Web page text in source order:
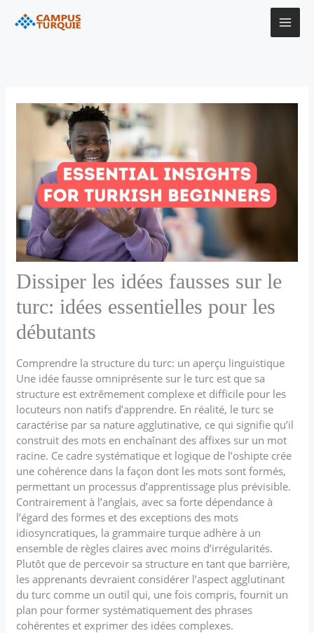
Dissiper les idées fausses sur le
turc: idées essentielles pour les
débutants
Comprendre la structure du turc: un aperçu linguistique
Une idée fausse omniprésente sur le turc est que sa
structure est extrêmement complexe et difficile pour les
locuteurs non natifs d’apprendre. En réalité, le turc se
caractérise par sa nature agglutinative, ce qui signifie qu’il
construit des mots en enchaînant des affixes sur un mot
racine. Ce cadre systématique et logique de l’oshipte crée
une cohérence dans la façon dont les mots sont formés,
permettant un processus d’apprentissage plus prévisible.
Contrairement à l’anglais, avec sa forte dépendance à
l’égard des formes et des exceptions des mots
idiosyncratiques, la grammaire turque adhère à un
ensemble de règles claires avec moins d’irrégularités.
Plutôt que de percevoir sa structure en tant que barrière,
les apprenants devraient considérer l’aspect agglutinant
du turc comme un outil qui, une fois compris, fournit un
plan pour former systématiquement des phrases
cohérentes et exprimer des idées complexes.